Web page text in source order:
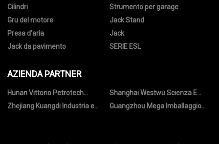
Cilindri
Strumento per garage
Gru del motore
Jack Stand
Presa d'aria
Jack
Jack da pavimento
SERIE ESL
AZIENDA PARTNER
Hunan Vittorio Petrotech
Servizio Co., Ltd
Shanghai Westwu Scienza E
Tecnologia Co., Ltd
Zhejiang Kuangdi Industria e
Guangzhou Mega Imballaggio